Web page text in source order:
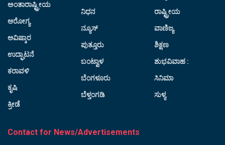
ಅಂತಾರಾಷ್ಟ್ರೀಯ
ಆರೋಗ್ಯ
ಆವಿಷ್ಕಾರ
ಉದ್ಘಾಟನೆ
ಕರಾವಳಿ
ಕೃಷಿ
ಕ್ರೀಡೆ
ನಿಧನ
ನ್ಯೂಸ್
ಪುತ್ತೂರು
ಬಂಟ್ವಾಳ
ಬೆಂಗಳೂರು
ಬೆಳ್ತಂಗಡಿ
ರಾಷ್ಟ್ರೀಯ
ವಾಣಿಜ್ಯ
ಶಿಕ್ಷಣ
ಶುಭವಿವಾಹ :
ಸಿನಿಮಾ
ಸುಳ್ಯ
Contact for News/Advertisements